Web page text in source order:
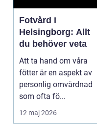
Fotvård i
Helsingborg: Allt
du behöver veta
Att ta hand om våra
fötter är en aspekt av
personlig omvårdnad
som ofta fö...
12 maj 2026